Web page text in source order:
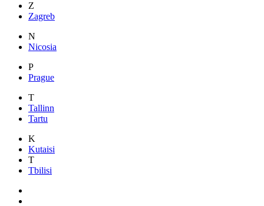
Z
Zagreb
N
Nicosia
P
Prague
T
Tallinn
Tartu
K
Kutaisi
T
Tbilisi